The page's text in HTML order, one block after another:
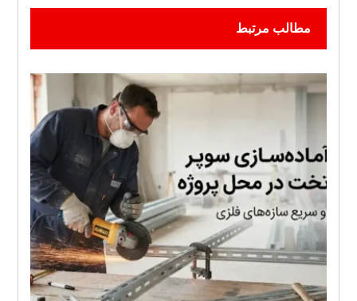
مطالب مرتبط